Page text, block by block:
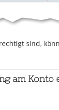
sind,
am Konto